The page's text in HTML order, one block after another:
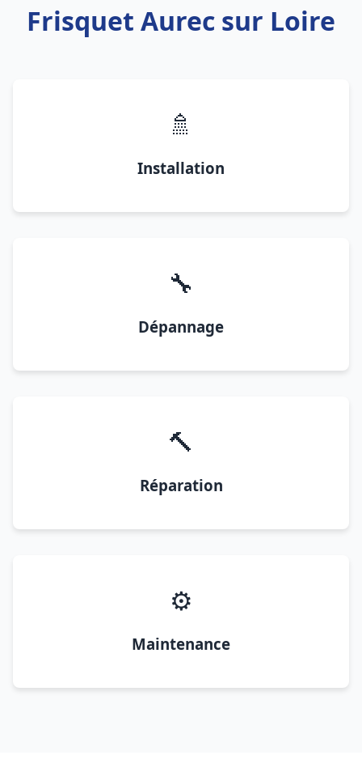
Frisquet Aurec sur Loire
🚿
Installation
🔧
Dépannage
🔨
Réparation
⚙️
Maintenance